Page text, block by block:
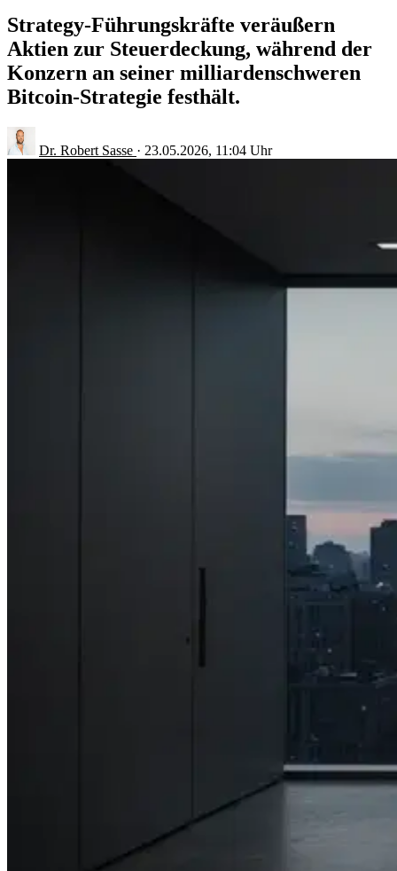
Strategy-Führungskräfte veräußern
Aktien zur Steuerdeckung, während der
Konzern an seiner milliardenschweren
Bitcoin-Strategie festhält.
Dr. Robert Sasse · 23.05.2026, 11:04 Uhr